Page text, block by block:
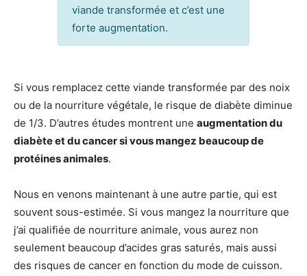
viande transformée et c’est une
forte augmentation.
Si vous remplacez cette viande transformée par des noix
ou de la nourriture végétale, le risque de diabète diminue
de 1/3. D’autres études montrent une augmentation du
diabète et du cancer si vous mangez beaucoup de
protéines animales.
Nous en venons maintenant à une autre partie, qui est
souvent sous-estimée. Si vous mangez la nourriture que
j’ai qualifiée de nourriture animale, vous aurez non
seulement beaucoup d’acides gras saturés, mais aussi
des risques de cancer en fonction du mode de cuisson.